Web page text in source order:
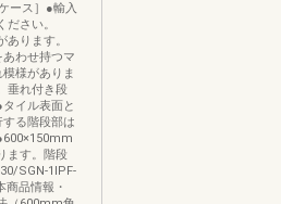
ース］●輸入
さい。
ります。
わせ持つマ
様がありま
垂れ付き段
イル表面と
る階段部は
ます。階段
SGN‐1IPF‐
商品情報・